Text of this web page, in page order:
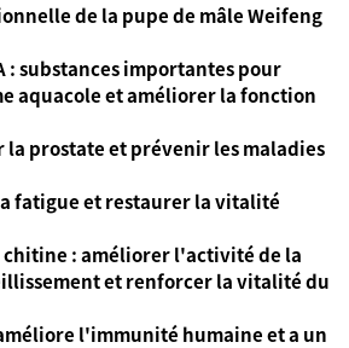
de la pupe de mâle Weifeng
: substances importantes pour
aquacole et améliorer la fonction
la prostate et prévenir les maladies
fatigue et restaurer la vitalité
chitine : améliorer l'activité de la
et renforcer la vitalité du
l'immunité humaine et a un